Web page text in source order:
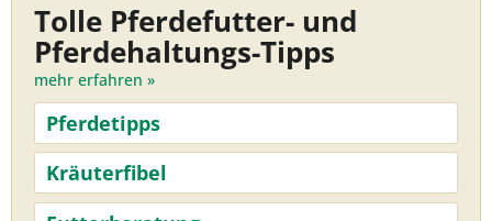
Tolle Pferdefutter- und
Pferdehaltungs-Tipps
mehr erfahren »
Pferdetipps
Kräuterfibel